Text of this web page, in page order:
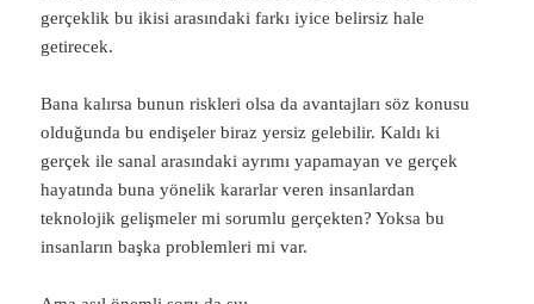
gerçeklik bu ikisi arasındaki farkı iyice belirsiz hale
getirecek.
Bana kalırsa bunun riskleri olsa da avantajları söz konusu
olduğunda bu endişeler biraz yersiz gelebilir. Kaldı ki
gerçek ile sanal arasındaki ayrımı yapamayan ve gerçek
hayatında buna yönelik kararlar veren insanlardan
teknolojik gelişmeler mi sorumlu gerçekten? Yoksa bu
insanların başka problemleri mi var.